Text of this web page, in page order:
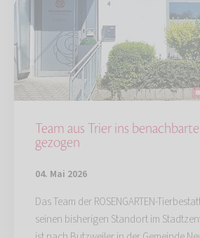
Team aus Trier ins
gezogen
04. Mai 2026
Das Team der ROSENGARTEN-
seinen bisherigen Standort im